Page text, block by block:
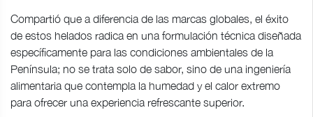
Compartió que a diferencia de las marcas globales, el éxito
de estos helados radica en una formulación técnica diseñada
específicamente para las condiciones ambientales de la
Península; no se trata solo de sabor, sino de una ingeniería
alimentaria que contempla la humedad y el calor extremo
para ofrecer una experiencia refrescante superior.